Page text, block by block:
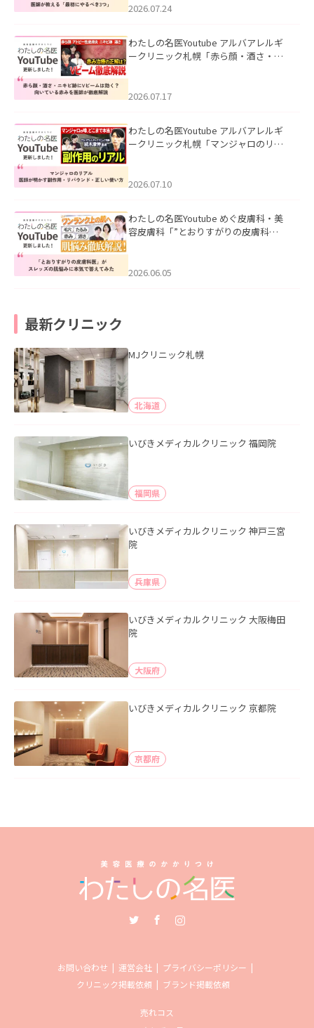
た。
2026.07.24
わたしの名医Youtube アルバアレルギ
ークリニック札幌「赤ら顔・酒さ・ニ
した。
2026.07.17
わたしの名医Youtube アルバアレルギ
ークリニック札幌「マンジャロのリア
た。
2026.07.10
わたしの名医Youtube めぐ皮膚科・美
容皮膚科「”とおりすがりの皮膚科
2026.06.05
最新クリニック
MJクリニック札幌
北海道
いびきメディカルクリニック 福岡院
福岡県
いびきメディカルクリニック 神戸三宮
院
兵庫県
いびきメディカルクリニック 大阪梅田
院
大阪府
いびきメディカルクリニック 京都院
京都府
お問い合わせ 運営会社
プライバシーポリシー
クリニック掲載依頼
ブランド掲載依頼
売れコス